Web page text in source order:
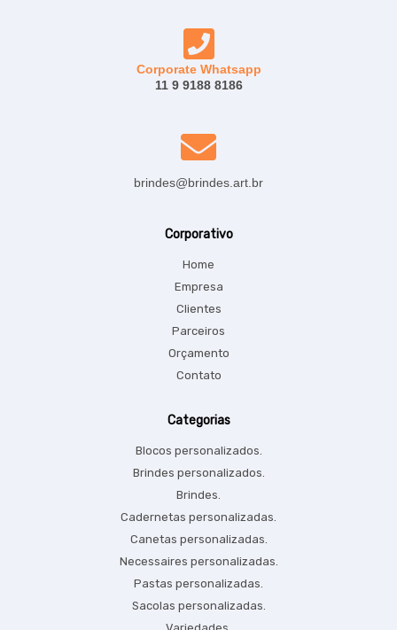
Corporate Whatsapp
11 9 9188 8186
brindes@brindes.art.br
Corporativo
Home
Empresa
Clientes
Parceiros
Orçamento
Contato
Categorias
Blocos personalizados.
Brindes personalizados.
Brindes.
Cadernetas personalizadas.
Canetas personalizadas.
Necessaires personalizadas.
Pastas personalizadas.
Sacolas personalizadas.